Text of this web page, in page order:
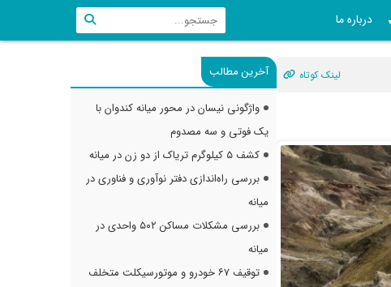
▼ درباره ما
لینک کوتاه آخرین مطالب
واژگونی نیسان در محور میانه کندوان با
یک فوتی و سه مصدوم
کشف ۵ کیلوگرم تریاک از دو زن در میانه
بررسی راه‌اندازی دفتر نوآوری و فناوری در
میانه
بررسی مشکلات مساکن ۵۰۲ واحدی در
میانه
توقیف ۶۷ خودرو و موتورسیکلت متخلف